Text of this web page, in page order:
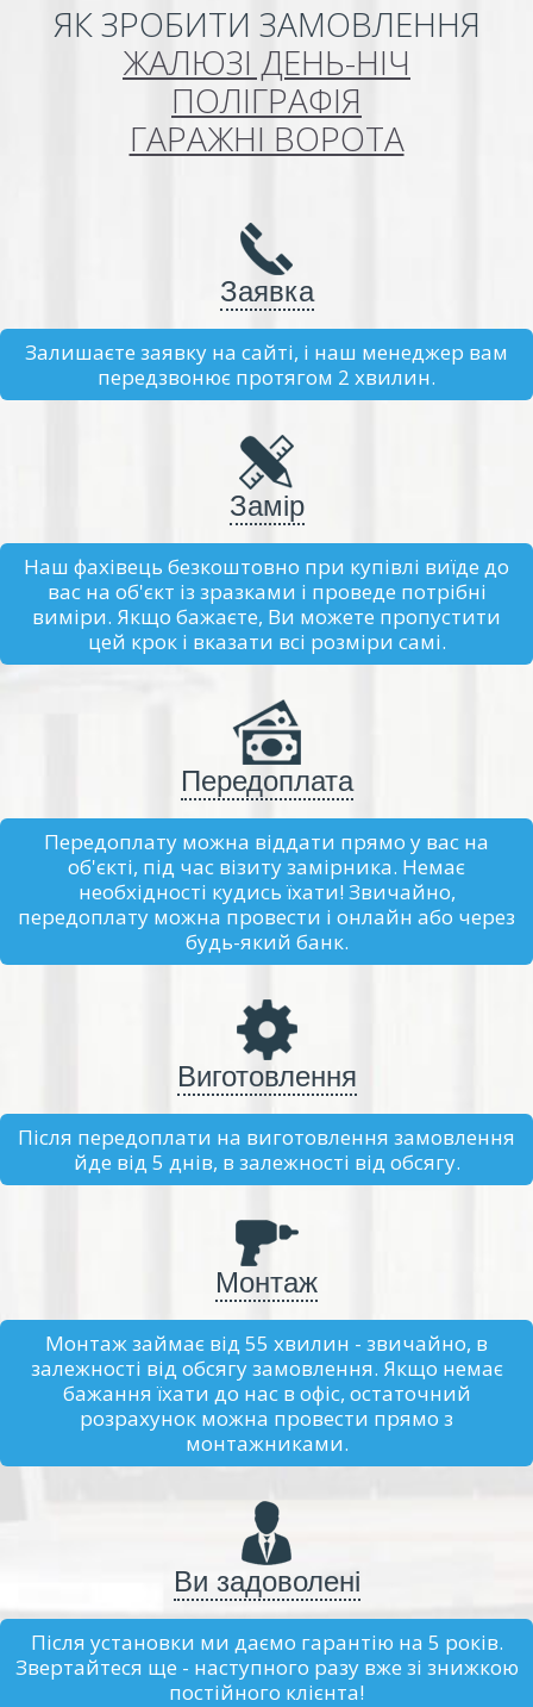
ЯК ЗРОБИТИ ЗАМОВЛЕННЯ
ЖАЛЮЗІ ДЕНЬ-НІЧ
ПОЛІГРАФІЯ
ГАРАЖНІ ВОРОТА
Заявка
Залишаєте заявку на сайті, і наш менеджер вам
передзвонює протягом 2 хвилин.
Замір
Наш фахівець безкоштовно при купівлі виїде до
вас на об'єкт із зразками і проведе потрібні
виміри. Якщо бажаєте, Ви можете пропустити
цей крок і вказати всі розміри самі.
Передоплата
Передоплату можна віддати прямо у вас на
об'єкті, під час візиту замірника. Немає
необхідності кудись їхати! Звичайно,
передоплату можна провести і онлайн або через
будь-який банк.
Виготовлення
Після передоплати на виготовлення замовлення
йде від 5 днів, в залежності від обсягу.
Монтаж
Монтаж займає від 55 хвилин - звичайно, в
залежності від обсягу замовлення. Якщо немає
бажання їхати до нас в офіс, остаточний
розрахунок можна провести прямо з
монтажниками.
Ви задоволені
Після установки ми даємо гарантію на 5 років.
Звертайтеся ще - наступного разу вже зі знижкою
постійного клієнта!